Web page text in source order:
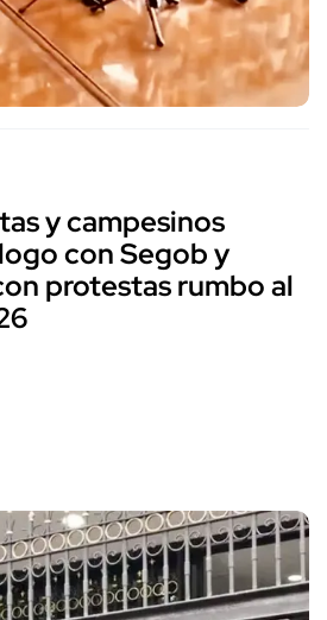
y campesinos
con Segob y
protestas rumbo al